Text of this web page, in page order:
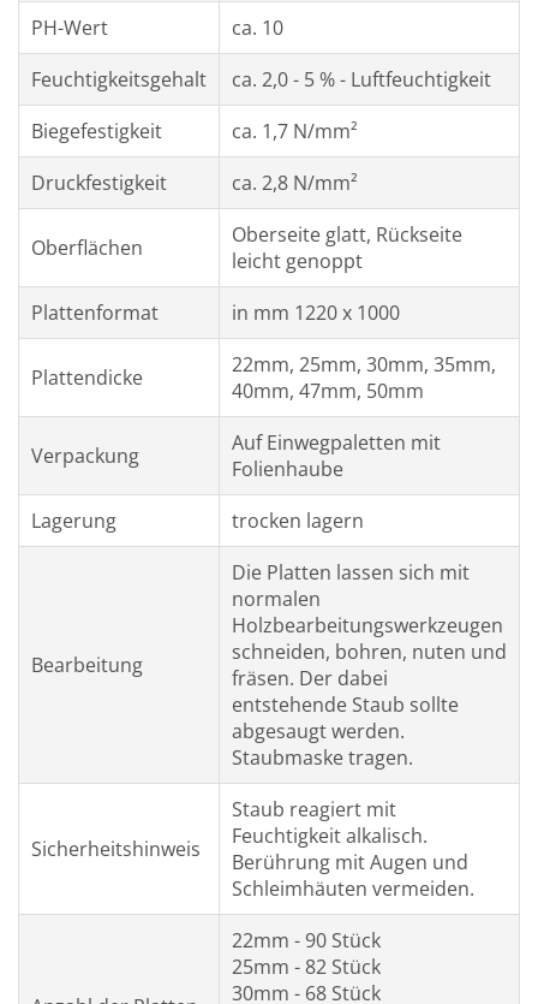
PH-Wert
ca. 10
Feuchtigkeitsgehalt
ca. 2,0 - 5 % - Luftfeuchtigkeit
Biegefestigkeit
ca. 1,7 N/mm²
Druckfestigkeit
ca. 2,8 N/mm²
Oberflächen
Oberseite glatt, Rückseite
leicht genoppt
Plattenformat
in mm 1220 x 1000
Plattendicke
22mm, 25mm, 30mm, 35mm,
40mm, 47mm, 50mm
Verpackung
Auf Einwegpaletten mit
Folienhaube
Lagerung
trocken lagern
Bearbeitung
Die Platten lassen sich mit
normalen
Holzbearbeitungswerkzeugen
schneiden, bohren, nuten und
fräsen. Der dabei
entstehende Staub sollte
abgesaugt werden.
Staubmaske tragen.
Sicherheitshinweis
Staub reagiert mit
Feuchtigkeit alkalisch.
Berührung mit Augen und
Schleimhäuten vermeiden.
22mm - 90 Stück
25mm - 82 Stück
30mm - 68 Stück